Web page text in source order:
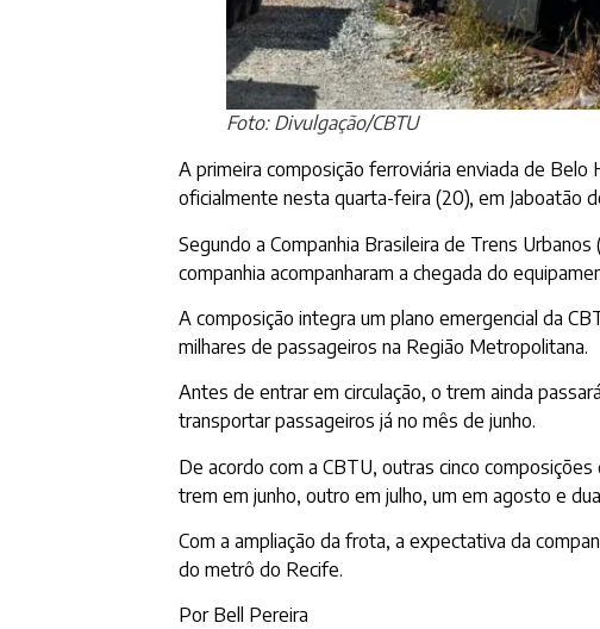
Foto: Divulgação/CBTU
A primeira composição ferroviária enviada de
oficialmente nesta quarta-feira (20), em Jaboatão
Segundo a Companhia Brasileira de Trens
companhia acompanharam a chegada do
A composição integra um plano emergencial da
milhares de passageiros na Região Metropolitana.
Antes de entrar em circulação, o trem ainda
transportar passageiros já no mês de junho.
De acordo com a CBTU, outras cinco
trem em junho, outro em julho, um em agosto e
Com a ampliação da frota, a expectativa da
do metrô do Recife.
Por Bell Pereira